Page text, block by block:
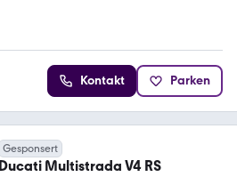
Kontakt Parken
Gesponsert
Ducati Multistrada V4 RS